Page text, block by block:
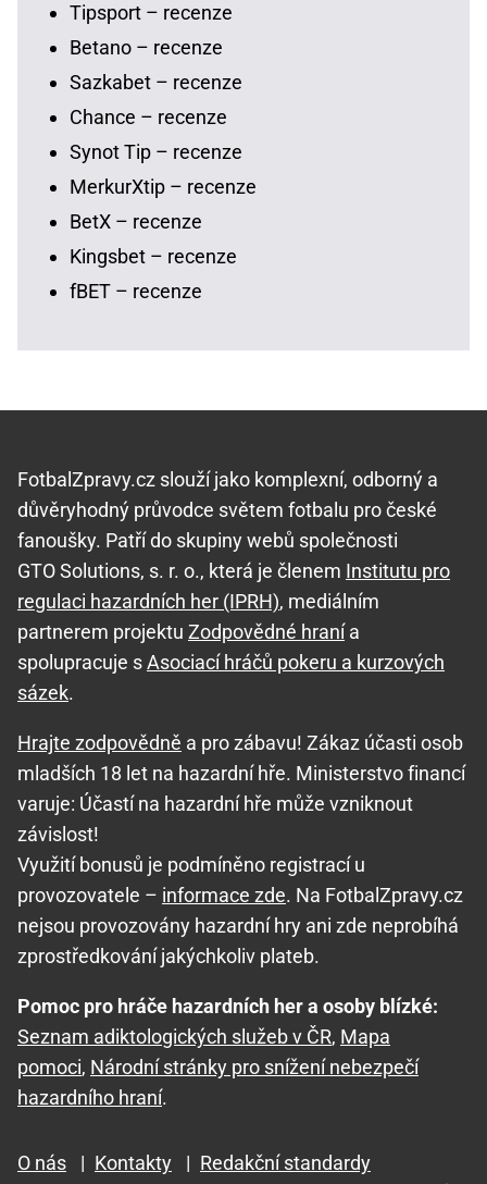
Tipsport – recenze
Betano – recenze
Sazkabet – recenze
Chance – recenze
Synot Tip – recenze
MerkurXtip – recenze
BetX – recenze
Kingsbet – recenze
fBET – recenze
FotbalZpravy.cz slouží jako komplexní, odborný a
důvěryhodný průvodce světem fotbalu pro české
fanoušky. Patří do skupiny webů společnosti
GTO Solutions, s. r. o., která je členem Institutu pro
regulaci hazardních her (IPRH), mediálním
partnerem projektu Zodpovědné hranía
spolupracuje sAsociací hráčů pokeru a kurzových
sázek.
Hrajte zodpovědně a pro zábavu! Zákaz účasti osob
mladších 18 let na hazardní hře. Ministerstvo financí
varuje: Účastí na hazardní hře může vzniknout
závislost!
Využití bonusů je podmíněno registrací u
provozovatele – informace zde. Na FotbalZpravy.cz
nejsou provozovány hazardní hry ani zde neprobíhá
zprostředkování jakýchkoliv plateb.
Pomoc pro hráče hazardních her a osoby blízké:
Seznam adiktologických služeb v ČR, Mapa
pomoci, Národní stránky pro snížení nebezpečí
hazardního hraní.
O nás | Kontakty | Redakční standardy